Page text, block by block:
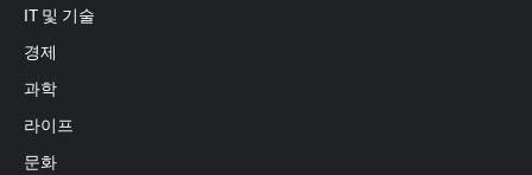
IT 및 기술
경제
과학
라이프
문화